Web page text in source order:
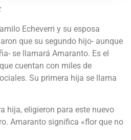
Echeverri y su esposa
que su segundo hijo- aunque
se llamará Amaranto. Es el
cuentan con miles de
Su primera hija se llama
hija, eligieron para este nuevo
Amaranto significa «flor que no